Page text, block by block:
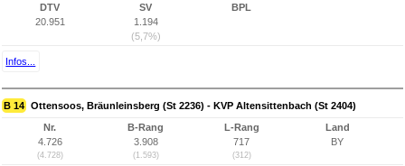
DTV
20.951
SV
1.194
(5,7%)
BPL
Infos...
B 14 Ottensoos, Bräunleinsberg (St 2236) - KVP Altensittenbach (St 2404)
Nr.
4.726
(4.728)
B-Rang
3.908
(1.593)
L-Rang
717
(312)
Land
BY